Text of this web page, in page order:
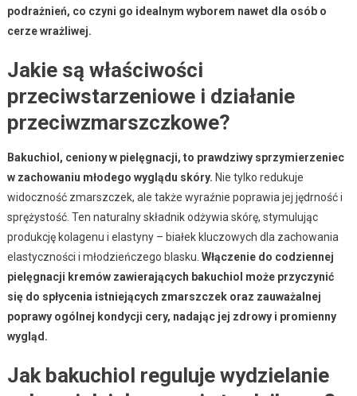
podrażnień, co czyni go idealnym wyborem nawet dla osób o
cerze wrażliwej.
Jakie są właściwości
przeciwstarzeniowe i działanie
przeciwzmarszczkowe?
Bakuchiol, ceniony w pielęgnacji, to prawdziwy sprzymierzeniec
w zachowaniu młodego wyglądu skóry. Nie tylko redukuje
widoczność zmarszczek, ale także wyraźnie poprawia jej jędrność i
sprężystość. Ten naturalny składnik odżywia skórę, stymulując
produkcję kolagenu i elastyny – białek kluczowych dla zachowania
elastyczności i młodzieńczego blasku. Włączenie do codziennej
pielęgnacji kremów zawierających bakuchiol może przyczynić
się do spłycenia istniejących zmarszczek oraz zauważalnej
poprawy ogólnej kondycji cery, nadając jej zdrowy i promienny
wygląd.
Jak bakuchiol reguluje wydzielanie